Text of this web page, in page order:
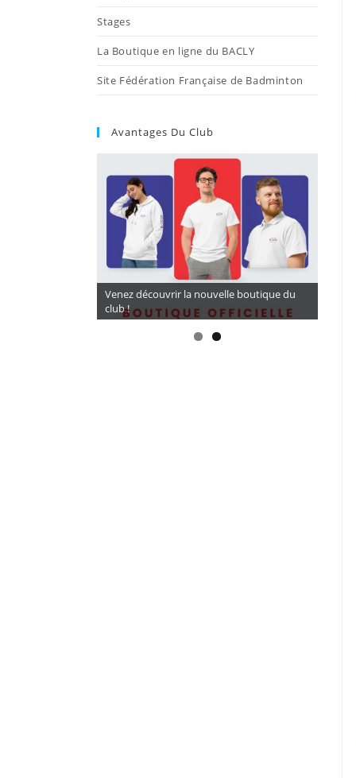
Stages
La Boutique en ligne du BACLY
Site Fédération Française de Badminton
Avantages Du Club
CORDAGES A TARIF PRÉFÉRENTIEL 16,5€ (
BG 65) avec LARDE SPORTS
Venez découvrir la nouvelle boutique du
club !